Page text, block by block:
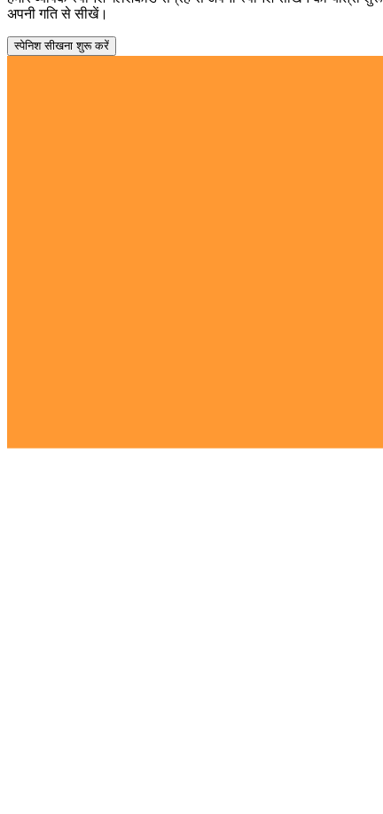
अपनी गति से सीखें।
स्पेनिश सीखना शुरू करें